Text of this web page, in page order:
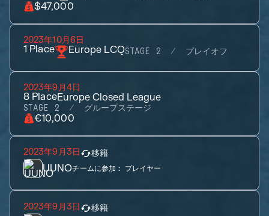
$47,000
2023年10月6日
1 Place Europe LCQSTAGE 2 プレイオフ
2023年9月4日
8 PlaceEurope Closed League
STAGE 2 グループステージ
€10,000
2023年9月3日 移籍
UUNOチームに参加： プレイヤー
2023年9月3日 移籍